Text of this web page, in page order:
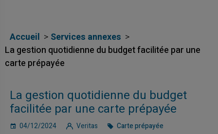
Accueil
Services annexes
La gestion quotidienne du budget facilitée par une
carte prépayée
La gestion quotidienne du budget
facilitée par une carte prépayée
04/12/2024 Veritas Carte prépayée